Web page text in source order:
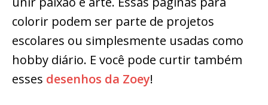
colorir podem ser parte de projetos
escolares ou simplesmente usadas como
hobby diário. E você pode curtir também
esses desenhos da Zoey!